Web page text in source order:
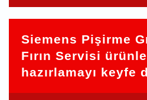
Siemens Pişirme
Fırın Servisi
hazırlamayı keyfe